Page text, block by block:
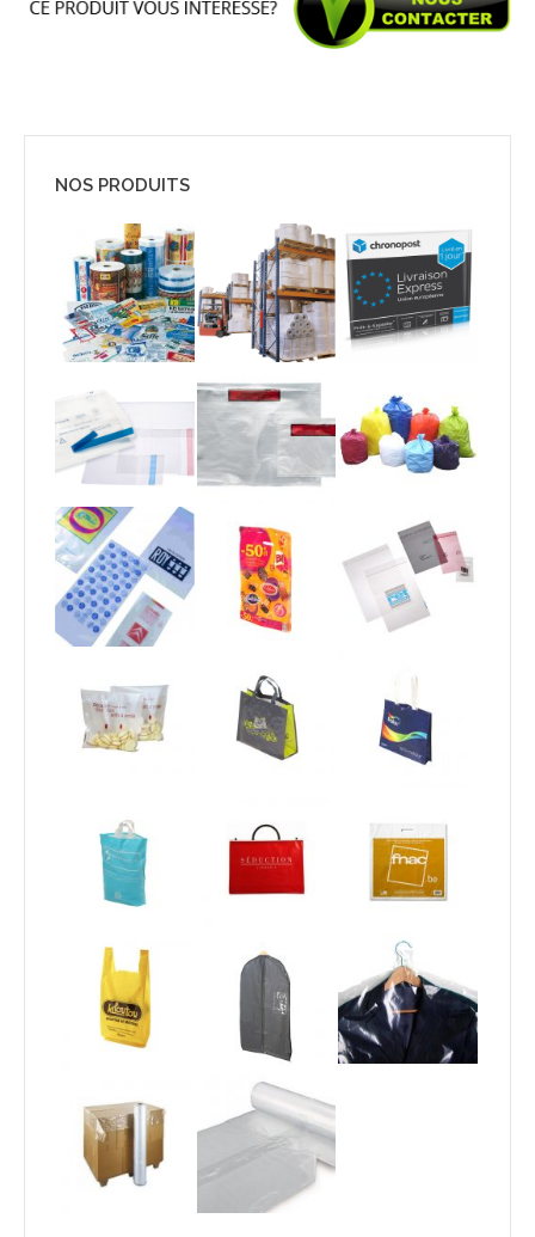
NOS PRODUITS